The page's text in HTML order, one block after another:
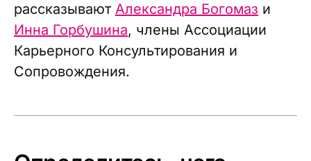
рассказывают Александра Богомаз и
Инна Горбушина, члены Ассоциации
Карьерного Консультирования и
Сопровождения.